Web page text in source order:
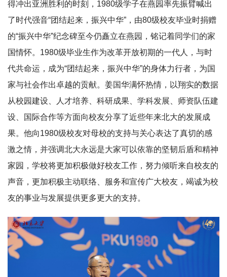
得冲出亚洲胜利的时刻，1980级学子在燕园率先振臂喊出
了时代强音“团结起来，振兴中华”，由80级校友毕业时捐赠
的“振兴中华”纪念碑至今仍矗立在燕园，铭记着同学们的家
国情怀。1980级毕业生作为改革开放初期的一代人，与时
代共命运，成为“团结起来，振兴中华”的身体力行者，为国
家与社会作出卓越的贡献。姜国华满怀热情，以翔实的数据
从校园建设、人才培养、科研成果、学科发展、师资队伍建
设、国际合作等方面向校友分享了近些年来北大的发展成
果。他向1980级校友对母校的支持与关心表达了真切的感
激之情，并强调北大永远是大家可以依靠的坚韧后盾和精神
家园，学校将更加积极做好校友工作，努力倾听来自校友的
声音，更加积极主动联络、服务和宣传广大校友，竭诚为校
友的事业与发展提供更多更大的支持。